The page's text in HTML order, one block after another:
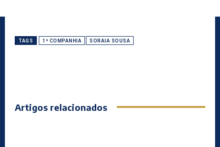
TAGS 1ª COMPANHIA SORAIA SOUSA
Artigos relacionados